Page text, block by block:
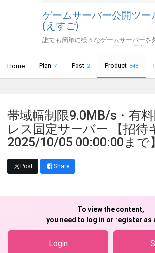
ゲームサーバー公開ツー
(えすご)
誰でも簡単に様々なゲームサーバーを
Home Plan 7 Post 2 Product 848
帯域幅制限9.0MB/s・有
レス固定サーバー 【招待
2025/10/05 00:00:00まで】
Post Share
To view the content,
you need to log in or register as
Login